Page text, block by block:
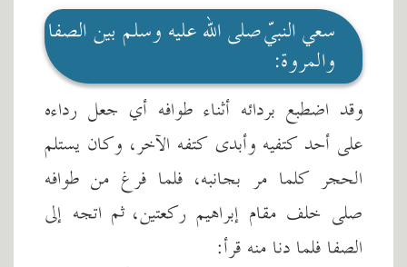
سعي النبيّ صلى الله عليه وسلم بين الصفا
والمروة:
وقد اضطبع بردائه أثناء طوافه أي جعل رداءه
على أحد كتفيه وأبدى كتفه الآخر، وكان يستلم
الحجر كلما مر بجانبه، فلما فرغ من طوافه
صلى خلف مقام إبراهيم ركعتين، ثم اتجه إلى
الصفا فلما دنا منه قرأ: